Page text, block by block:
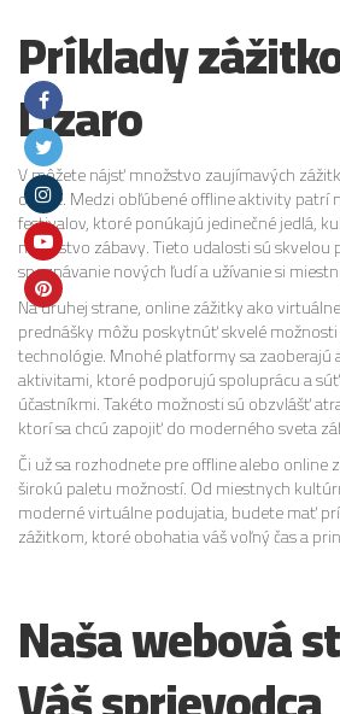
Príklady
Lizaro
V môžete nájsť množstvo zaujímavých
offline. Medzi obľúbené offline aktivity patrí
festivalov, ktoré ponúkajú jedinečné jedlá,
množstvo zábavy. Tieto udalosti sú
spoznávanie nových ľudí a užívanie si
Na druhej strane, online zážitky ako
prednášky môžu poskytnúť skvelé
technológie. Mnohé platformy sa
aktivitami, ktoré podporujú spoluprácu a
účastníkmi. Takéto možnosti sú obzvlášť
ktorí sa chcú zapojiť do moderného sveta
Či už sa rozhodnete pre offline alebo online
širokú paletu možností. Od miestnych
moderné virtuálne podujatia, budete mať
zážitkom, ktoré obohatia váš voľný čas a
Naša webová